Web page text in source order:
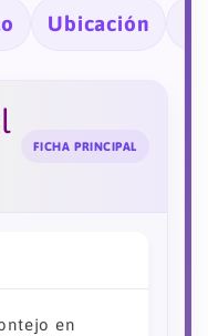
Ubicación
FICHA PRINCIPAL
en